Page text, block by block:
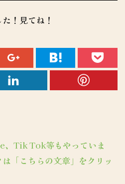
！見てね！
Tik Tok等もやっていま
「こちらの文章」をクリッ